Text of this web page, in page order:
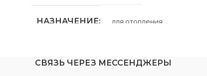
НАЗНАЧЕНИЕ для отопления
СВЯЗЬ ЧЕРЕЗ МЕССЕНДЖЕРЫ